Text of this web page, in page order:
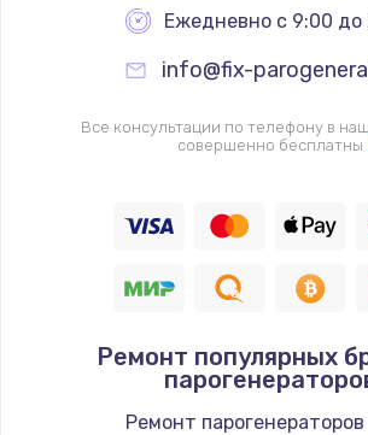
Замена
700 руб.
Заказать
2500 руб.
1400 руб.
Заказать
Ежедневно с 9:00 до
info@fix-
Все консультации по телефону в
совершенно бесплатны
Ремонт популярных
Ремонт